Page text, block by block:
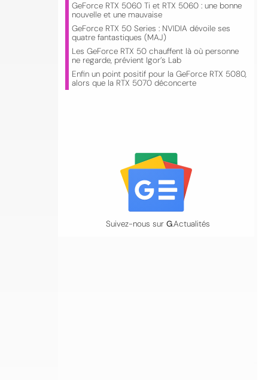
GeForce RTX 5060 Ti et RTX 5060 : une bonne
nouvelle et une mauvaise
GeForce RTX 50 Series : NVIDIA dévoile ses
quatre fantastiques (MAJ)
Les GeForce RTX 50 chauffent là où personne
ne regarde, prévient Igor’s Lab
Enfin un point positif pour la GeForce RTX 5080,
alors que la RTX 5070 déconcerte
Suivez-nous sur G.Actualités